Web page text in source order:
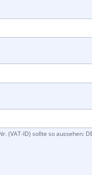
(VAT-ID) sollte so aussehen: